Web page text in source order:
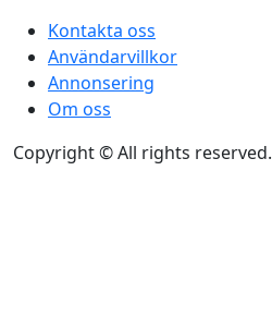
Kontakta oss
Användarvillkor
Annonsering
Om oss
Copyright © All rights reserved.